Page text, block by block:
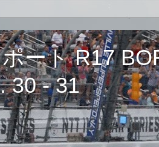
ート R17
30 - 31